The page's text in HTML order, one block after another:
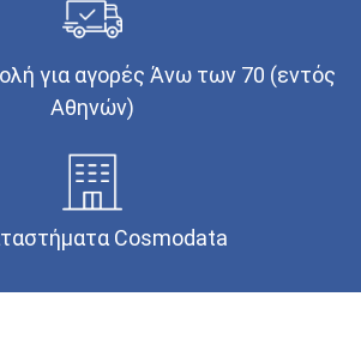
για αγορές Άνω των 70 (εντός
Αθηνών)
Cosmodata